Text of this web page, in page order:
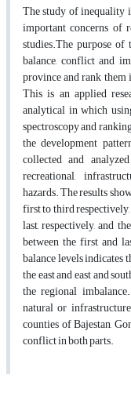
The study of inequality
important concerns of
studies.The purpose
balance, conflict and
province and rank
This is an applied
analytical in which
spectroscopy and
the development
collected and
recreational,
hazards. The results
first to third
last, respectively, and
between the first and
balance levels indicates
the east and east and
the regional
natural or
counties of Bajestan,
conflict in both parts.